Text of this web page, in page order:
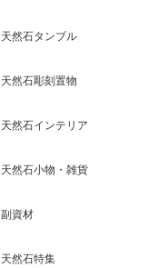
天然石タンブル
天然石彫刻置物
天然石インテリア
天然石小物・雑貨
副資材
天然石特集